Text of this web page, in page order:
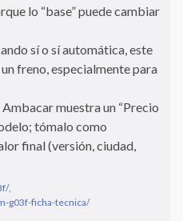
lo “base” puede cambiar
sí o sí automática, este
freno, especialmente para
muestra un “Precio
tómalo como
final (versión, ciudad,
,
g03f-ficha-tecnica/